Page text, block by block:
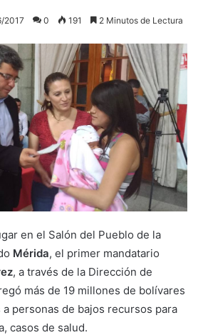
2017 0 191 2 Minutos de Lectura
en el Salón del Pueblo de la
Mérida, el primer mandatario
, a través de la Dirección de
más de 19 millones de bolívares
personas de bajos recursos para
casos de salud.